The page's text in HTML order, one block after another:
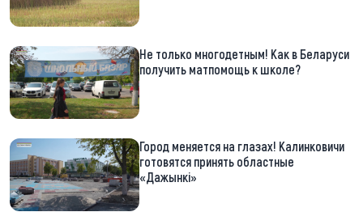
Не только многодетным! Как в Беларуси
получить матпомощь к школе?
Город меняется на глазах! Калинковичи
готовятся принять областные
«Дажынкі»